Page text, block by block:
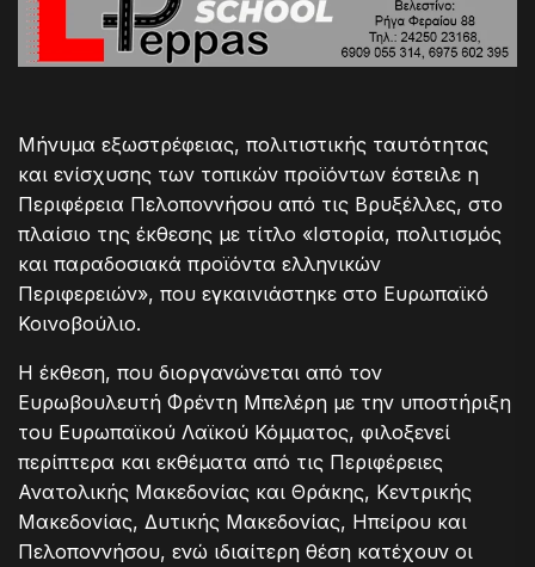
Μήνυμα εξωστρέφειας, πολιτιστικής ταυτότητας
και ενίσχυσης των τοπικών προϊόντων έστειλε η
Περιφέρεια Πελοποννήσου από τις Βρυξέλλες, στο
πλαίσιο της έκθεσης με τίτλο «Ιστορία, πολιτισμός
και παραδοσιακά προϊόντα ελληνικών
Περιφερειών», που εγκαινιάστηκε στο Ευρωπαϊκό
Κοινοβούλιο.
Η έκθεση, που διοργανώνεται από τον
Ευρωβουλευτή Φρέντη Μπελέρη με την υποστήριξη
του Ευρωπαϊκού Λαϊκού Κόμματος, φιλοξενεί
περίπτερα και εκθέματα από τις Περιφέρειες
Ανατολικής Μακεδονίας και Θράκης, Κεντρικής
Μακεδονίας, Δυτικής Μακεδονίας, Ηπείρου και
Πελοποννήσου, ενώ ιδιαίτερη θέση κατέχουν οι